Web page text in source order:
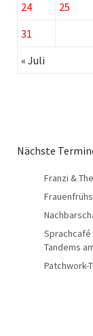
24
25
31
« Juli
Nächste
Franzi &
Sprachcafé
Tandems
Patchwork-